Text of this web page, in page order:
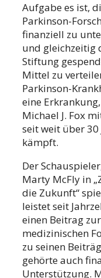
Aufgabe es ist,
Parkinson-
finanziell zu
und gleichzeitig
Stiftung
Mittel zu
Parkinson-
eine
Michael J. Fox
seit weit über 30
kämpft.
Der
Marty McFly in
die Zukunft“
leistet seit
einen Beitrag zur
medizinischen
zu seinen
gehörte auch
Unterstützung.